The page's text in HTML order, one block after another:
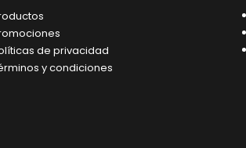
de privacidad
y condiciones